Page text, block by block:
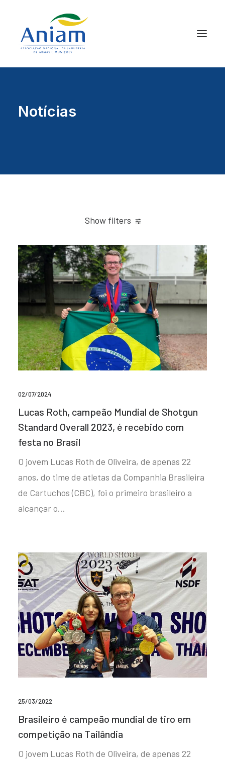
Notícias
Show filters
02/07/2024
Lucas Roth, campeão Mundial de Shotgun
Standard Overall 2023, é recebido com
festa no Brasil
O jovem Lucas Roth de Oliveira, de apenas 22
anos, do time de atletas da Companhia Brasileira
de Cartuchos (CBC), foi o primeiro brasileiro a
alcançar o…
25/03/2022
Brasileiro é campeão mundial de tiro em
competição na Tailândia
O jovem Lucas Roth de Oliveira, de apenas 22